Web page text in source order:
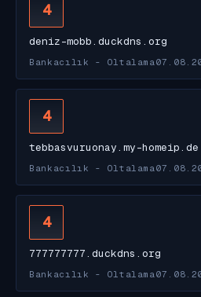
4
deniz-mobb.duckdns.org
Bankacılık - Oltalama
4
tebbasvuruonay.my-homeip.de
Bankacılık - Oltalama
4
777777777.duckdns.org
Bankacılık - Oltalama